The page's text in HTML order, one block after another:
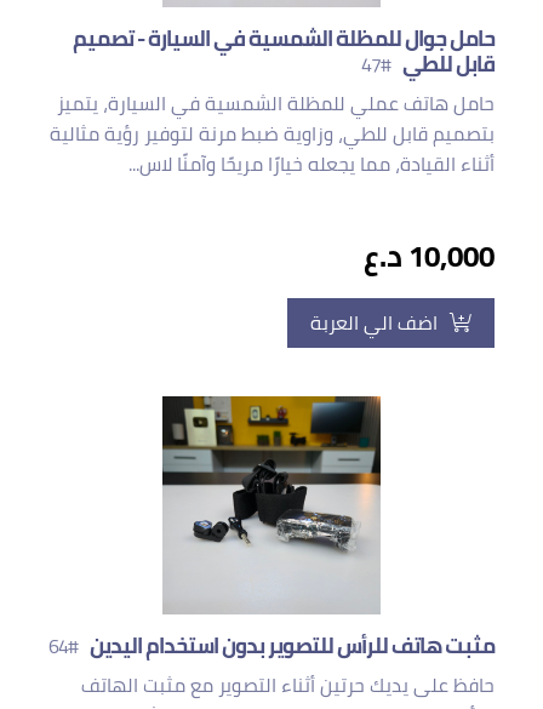
حامل جوال للمظلة الشمسية في السيارة - تصميم
قابل للطي #47
حامل هاتف عملي للمظلة الشمسية في السيارة، يتميز
بتصميم قابل للطي، وزاوية ضبط مرنة لتوفير رؤية مثالية
أثناء القيادة، مما يجعله خيارًا مريحًا وآمنًا لاس...
10,000 د.ع
اضف الي العربة
مثبت هاتف للرأس للتصوير بدون استخدام اليدين #64
حافظ على يديك حرتين أثناء التصوير مع مثبت الهاتف